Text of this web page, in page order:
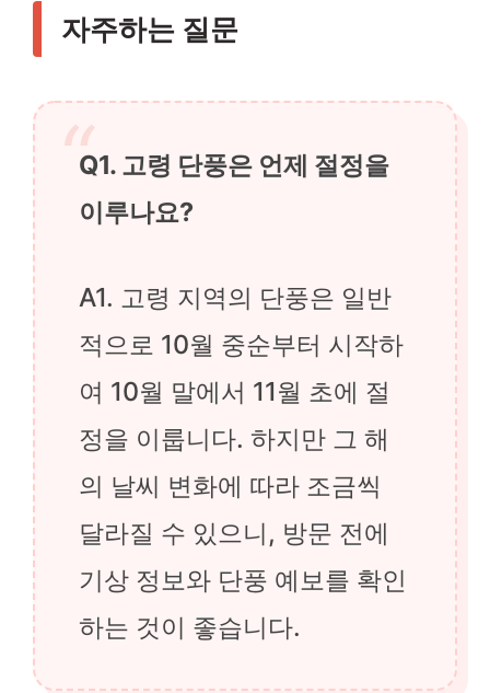
자주하는 질문
Q1. 고령 단풍은 언제 절정을
이루나요?
A1. 고령 지역의 단풍은 일반
적으로 10월 중순부터 시작하
여 10월 말에서 11월 초에 절
정을 이룹니다. 하지만 그 해
의 날씨 변화에 따라 조금씩
달라질 수 있으니, 방문 전에
기상 정보와 단풍 예보를 확인
하는 것이 좋습니다.